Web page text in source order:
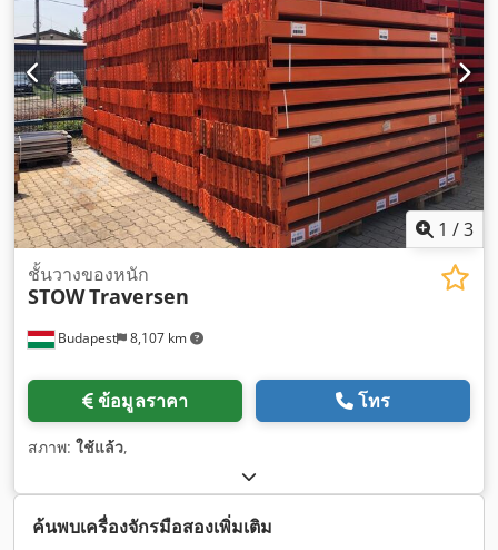
1 /3
Budapest 8,107 km
ชั้นวางของหนัก
STOWTraversen
ข้อมูลราคา โทร
สภาพ: ใช้แล้ว,
ค้นพบเครื่องจักรมือสองเพิ่มเติม